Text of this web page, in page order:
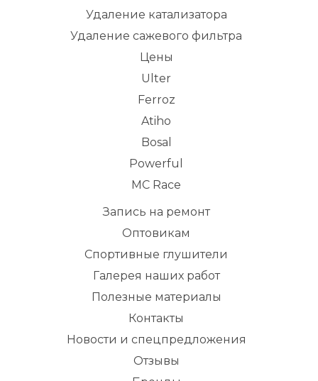
Удаление катализатора
Удаление сажевого фильтра
Цены
Ulter
Ferroz
Atiho
Bosal
Powerful
MC Race
Запись на ремонт
Оптовикам
Спортивные глушители
Галерея наших работ
Полезные материалы
Контакты
Новости и спецпредложения
Отзывы